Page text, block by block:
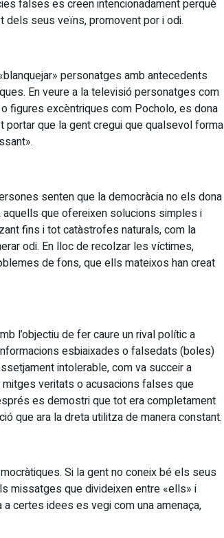
falses es creen intencionadament perquè
seus veïns, promovent por i odi.
personatges amb antecedents
En veure a la televisió personatges com
figures excèntriques com Pocholo, es dona
que la gent cregui que qualsevol forma
senten que la democràcia no els dona
que ofereixen solucions simples i
fins i tot catàstrofes naturals, com la
odi. En lloc de recolzar les víctimes,
de fons, que ells mateixos han creat
l’objectiu de fer caure un rival polític a
esbiaixades o falsedats (boles)
intolerable, com va succeir a
veritats o acusacions falses que
es demostri que tot era completament
que ara la dreta utilitza de manera constant.
Si la gent no coneix bé els seus
missatges que divideixen entre «ells» i
certes idees es vegi com una amenaça,